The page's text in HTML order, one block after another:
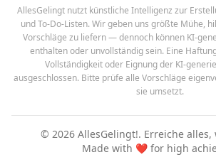
AllesGelingt nutzt künstliche Intelligenz zur
und To-Do-Listen. Wir geben uns größte Mühe,
Vorschläge zu liefern — dennoch können KI-
enthalten oder unvollständig sein. Eine
Vollständigkeit oder Eignung der KI-
ausgeschlossen. Bitte prüfe alle Vorschläge
sie umsetzt.
© 2026AllesGelingt!. Erreiche
Made with ❤️ for high